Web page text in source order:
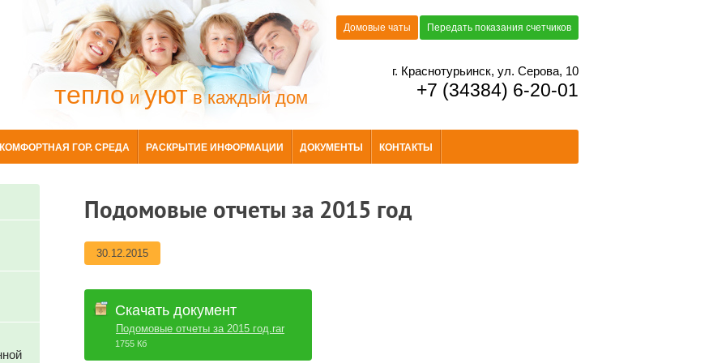
тепло иуютв каждый дом
Передать показания счетчиков
Домовые чаты
г. Краснотурьинск, ул. Серова, 10
+7 (34384) 6-20-01
КОМФОРТНАЯ ГОР. СРЕДА РАСКРЫТИЕ ИНФОРМАЦИИ ДОКУМЕНТЫ КОНТАКТЫ
Подомовые отчеты за 2015 год
30.12.2015
Скачать документ
Подомовые отчеты за 2015 год.rar
1755 Кб